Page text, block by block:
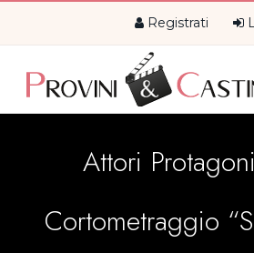
Registrati
Attori
Cortometraggio